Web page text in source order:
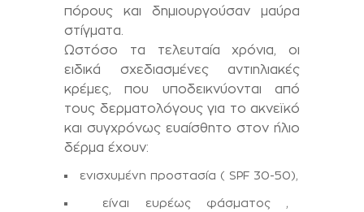
πόρους και δημιουργούσαν μαύρα
στίγματα.
Ωστόσο τα τελευταία χρόνια, οι
ειδικά σχεδιασμένες αντιηλιακές
κρέμες, που υποδεικνύονται από
τους δερματολόγους για το ακνεϊκό
και συγχρόνως ευαίσθητο στον ήλιο
δέρμα έχουν:
ενισχυμένη προστασία ( SPF 30-50),
είναι ευρέως φάσματος ,